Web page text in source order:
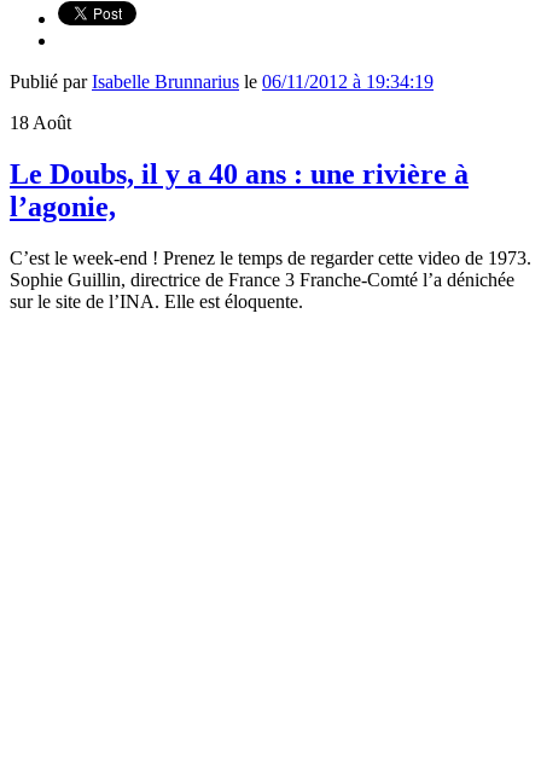
Publié parIsabelle Brunnarius le 06/11/2012 à 19:34:19
18 Août
Le Doubs, il y a 40 ans : une rivière à
l’agonie,
C’est le week-end ! Prenez le temps de regarder cette video de 1973.
Sophie Guillin, directrice de France 3 Franche-Comté l’a dénichée
sur le site de l’INA. Elle est éloquente.